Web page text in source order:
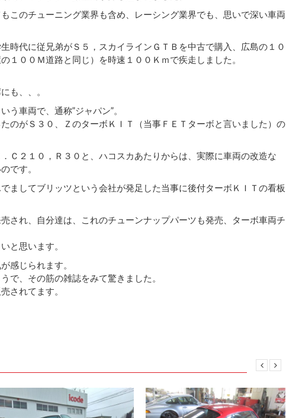
このチューニング業界も含め、レーシング業界でも、思いで深い車両
時代に従兄弟がＳ５，スカイラインＧＴＢを中古で購入、広島の１０
１００Ｍ道路と同じ）を時速１００Ｋｍで疾走しました。
も、、。
う車両で、通称”ジャパン”。
のがＳ３０、ＺのターボＫＩＴ（当事ＦＥＴターボと言いました）の
Ｃ２１０，Ｒ３０と、ハコスカあたりからは、実際に車両の改造な
です。
ましてブリッツという会社が発足した当事に後付ターボＫＩＴの看板
され、自分達は、これのチューンナップパーツも発売、ターボ車両チ
と思います。
感じられます。
で、その筋の雑誌をみて驚きました。
されてます。